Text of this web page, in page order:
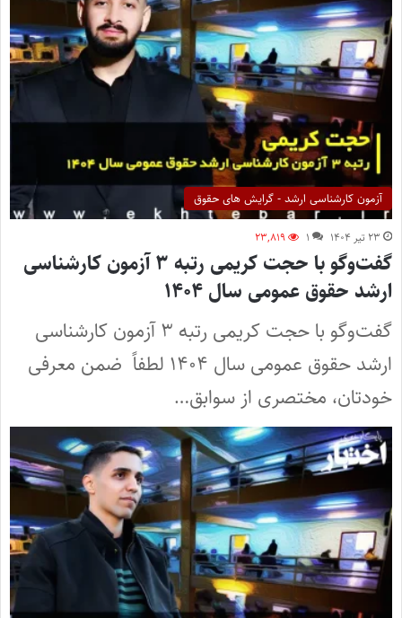
آزمون کارشناسی ارشد - گرایش های حقوق
۲۳ تیر ۱۴۰۴ ۱ ۲۳,۸۱۹
گفت‌وگو با حجت کریمی رتبه ۳ آزمون کارشناسی
ارشد حقوق عمومی سال ۱۴۰۴
گفت‌وگو با حجت کریمی رتبه ۳ آزمون کارشناسی
ارشد حقوق عمومی سال ۱۴۰۴ لطفاً ضمن معرفی
خودتان، مختصری از سوابق…